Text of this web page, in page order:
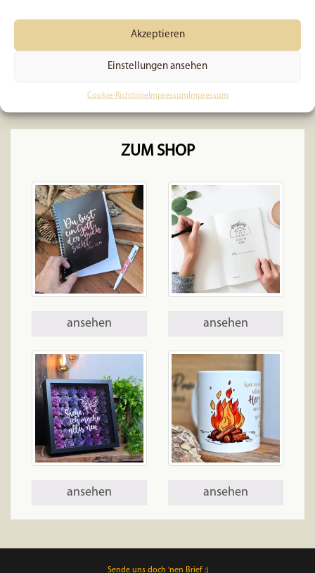
Akzeptieren
Einstellungen ansehen
Cookie-RichtlinieImpressum Impressum
die deiner Auswahl entsprechen.
ZUM SHOP
ansehen ansehen
ansehen ansehen
Sende uns doch 'nen Brief :)